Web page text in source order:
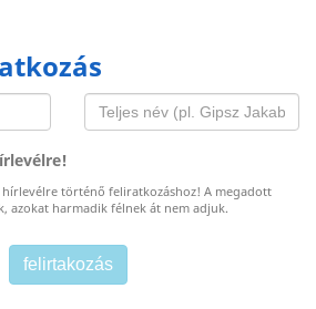
történő feliratkozáshoz! A megadott
azokat harmadik félnek át nem adjuk.